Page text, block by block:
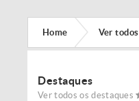
Home Ver todos
Destaques
Ver todos os destaques